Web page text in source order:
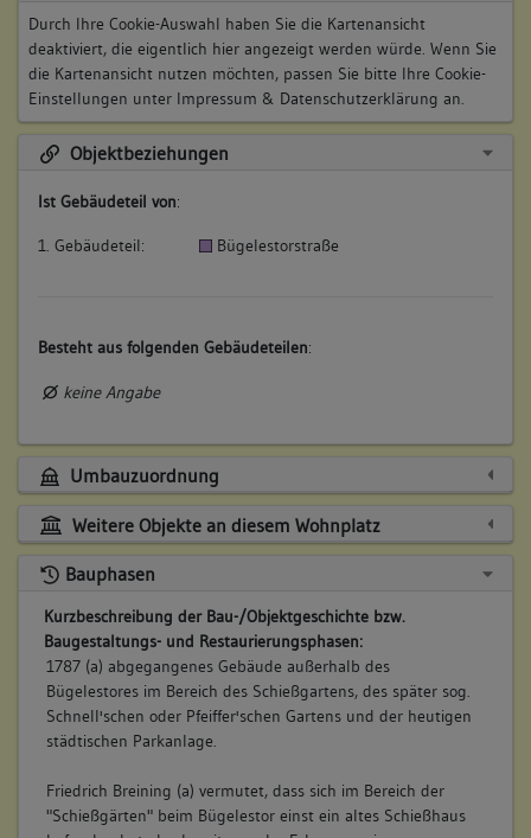
Durch Ihre Cookie-Auswahl haben Sie die Kartenansicht
deaktiviert, die eigentlich hier angezeigt werden würde. Wenn Sie
die Kartenansicht nutzen möchten, passen Sie bitte Ihre Cookie-
Einstellungen unter Impressum & Datenschutzerklärung an.
Objektbeziehungen
Ist Gebäudeteil von:
1. Gebäudeteil: Bügelestorstraße
Besteht aus folgenden Gebäudeteilen:
keine Angabe
Umbauzuordnung
Weitere Objekte an diesem Wohnplatz
Bauphasen
Kurzbeschreibung der Bau-/Objektgeschichte bzw.
Baugestaltungs- und Restaurierungsphasen:
1787 (a) abgegangenes Gebäude außerhalb des
Bügelestores im Bereich des Schießgartens, des später sog.
Schnell'schen oder Pfeiffer'schen Gartens und der heutigen
städtischen Parkanlage.
Friedrich Breining (a) vermutet, dass sich im Bereich der
"Schießgärten" beim Bügelestor einst ein altes Schießhaus